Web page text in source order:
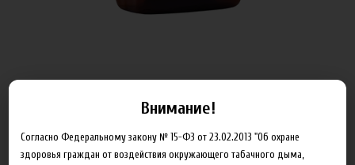
Внимание!
Согласно Федеральному закону № 15-ФЗ от 23.02.2013 "Об охране
здоровья граждан от воздействия окружающего табачного дыма,